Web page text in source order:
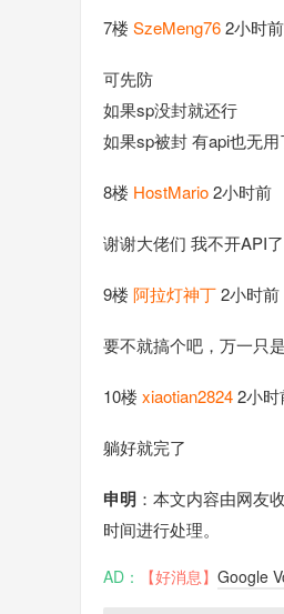
7楼 SzeMeng762小时前
可先防
如果sp没封就还行
如果sp被封 有api也无用
8楼 HostMario2小时前
谢谢大佬们 我不开API
9楼 阿拉灯神丁2小时前
要不就搞个吧，万一只
10楼 xiaotian28242小时
躺好就完了
申明 ：本文内容由网友
时间进行处理。
AD： 【好消息】 Google